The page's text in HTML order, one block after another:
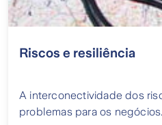
Riscos e resiliência
A interconectividade dos
problemas para os negócios.